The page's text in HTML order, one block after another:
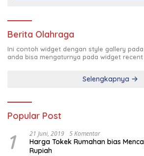
Berita Olahraga
Ini contoh widget dengan style gallery
anda bisa mengaturnya pada widget
Selengkapnya
Popular Post
1 21 Juni, 2019 5 Komentar
Harga Tokek Rumahan bias
Rupiah